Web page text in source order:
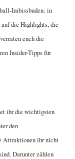
Imbissbuden: in
die Highlights, die
euch die
Insider-Tipps für
ihr die wichtigsten
den
Attraktionen ihr nicht
Darunter zählen